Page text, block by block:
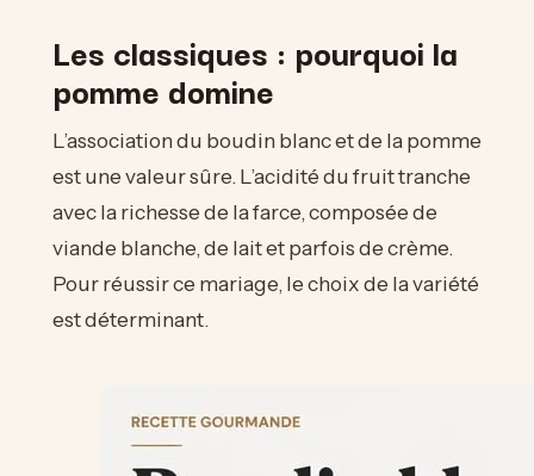
Les classiques : pourquoi la
pomme domine
L’association du boudin blanc et de la pomme
est une valeur sûre. L’acidité du fruit tranche
avec la richesse de la farce, composée de
viande blanche, de lait et parfois de crème.
Pour réussir ce mariage, le choix de la variété
est déterminant.